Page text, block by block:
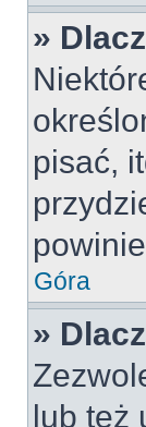
»
pisać,
Góra
»
lub też